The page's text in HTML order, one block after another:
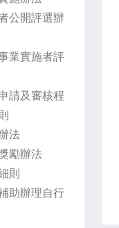
公開評選辦
業實施者評
請及審核程
法
勵辦法
則
助辦理自行